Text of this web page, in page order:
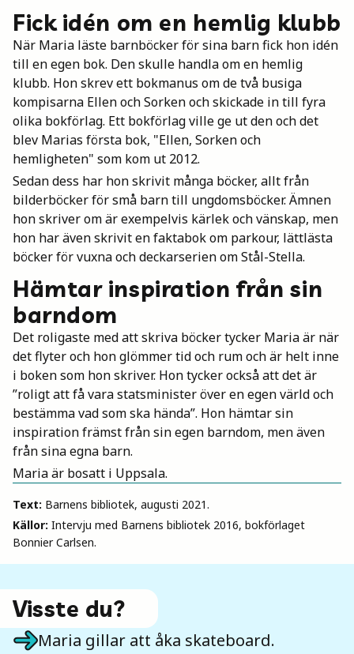
Fick idén om en hemlig klubb
När Maria läste barnböcker för sina barn fick hon idén
till en egen bok. Den skulle handla om en hemlig
klubb. Hon skrev ett bokmanus om de två busiga
kompisarna Ellen och Sorken och skickade in till fyra
olika bokförlag. Ett bokförlag ville ge ut den och det
blev Marias första bok, "Ellen, Sorken och
hemligheten" som kom ut 2012.
Sedan dess har hon skrivit många böcker, allt från
bilderböcker för små barn till ungdomsböcker. Ämnen
hon skriver om är exempelvis kärlek och vänskap, men
hon har även skrivit en faktabok om parkour, lättlästa
böcker för vuxna och deckarserien om Stål-Stella.
Hämtar inspiration från sin
barndom
Det roligaste med att skriva böcker tycker Maria är när
det flyter och hon glömmer tid och rum och är helt inne
i boken som hon skriver. Hon tycker också att det är
”roligt att få vara statsminister över en egen värld och
bestämma vad som ska hända”. Hon hämtar sin
inspiration främst från sin egen barndom, men även
från sina egna barn.
Maria är bosatt i Uppsala.
Text: Barnens bibliotek, augusti 2021.
Källor: Intervju med Barnens bibliotek 2016, bokförlaget
Bonnier Carlsen.
Visste du?
Maria gillar att åka skateboard.